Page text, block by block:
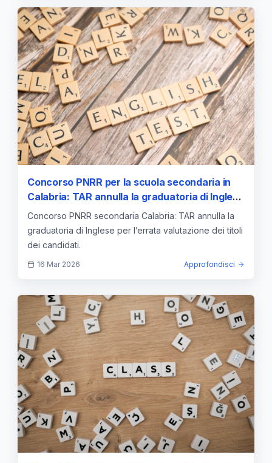
Concorso PNRR per la scuola secondaria in
Calabria: TAR annulla la graduatoria di Inglese
per errata valutazione dei titoli
Concorso PNRR secondaria Calabria: TAR annulla la
graduatoria di Inglese per l’errata valutazione dei titoli
dei candidati.
16 Mar 2026 Approfondisci